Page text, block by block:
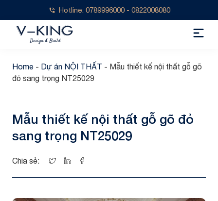
Hotline: 0789996000 - 0822008080
Home - Dự án NỘI THẤT - Mẫu thiết kế nội thất gỗ gõ
đỏ sang trọng NT25029
Mẫu thiết kế nội thất gỗ gõ đỏ
sang trọng NT25029
Chia sẻ: